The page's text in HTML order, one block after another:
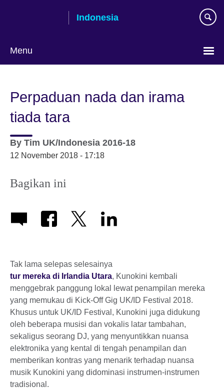
Indonesia
Menu
Perpaduan nada dan irama
tiada tara
By Tim UK/Indonesia 2016-18
12 November 2018 - 17:18
Bagikan ini
Tak lama selepas selesainya
tur mereka di Irlandia Utara, Kunokini kembali
menggebrak panggung lokal lewat penampilan mereka
yang memukau di Kick-Off Gig UK/ID Festival 2018.
Khusus untuk UK/ID Festival, Kunokini juga didukung
oleh beberapa musisi dan vokalis latar tambahan,
sekaligus seorang DJ, yang menyuntikkan nuansa
elektronika yang kental di tengah penampilan dan
memberikan kontras yang menarik terhadap nuansa
musik Kunokini yang didominasi instrumen-instrumen
tradisional.